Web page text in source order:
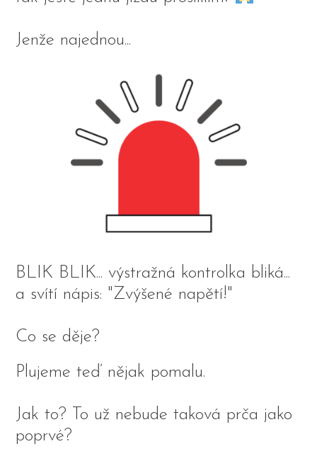
Jenže najednou...
BLIK BLIK... výstražná kontrolka bliká...
a svítí nápis: "Zvýšené napětí!"
Co se děje?
Plujeme teď nějak pomalu.
Jak to? To už nebude taková prča jako
poprvé?